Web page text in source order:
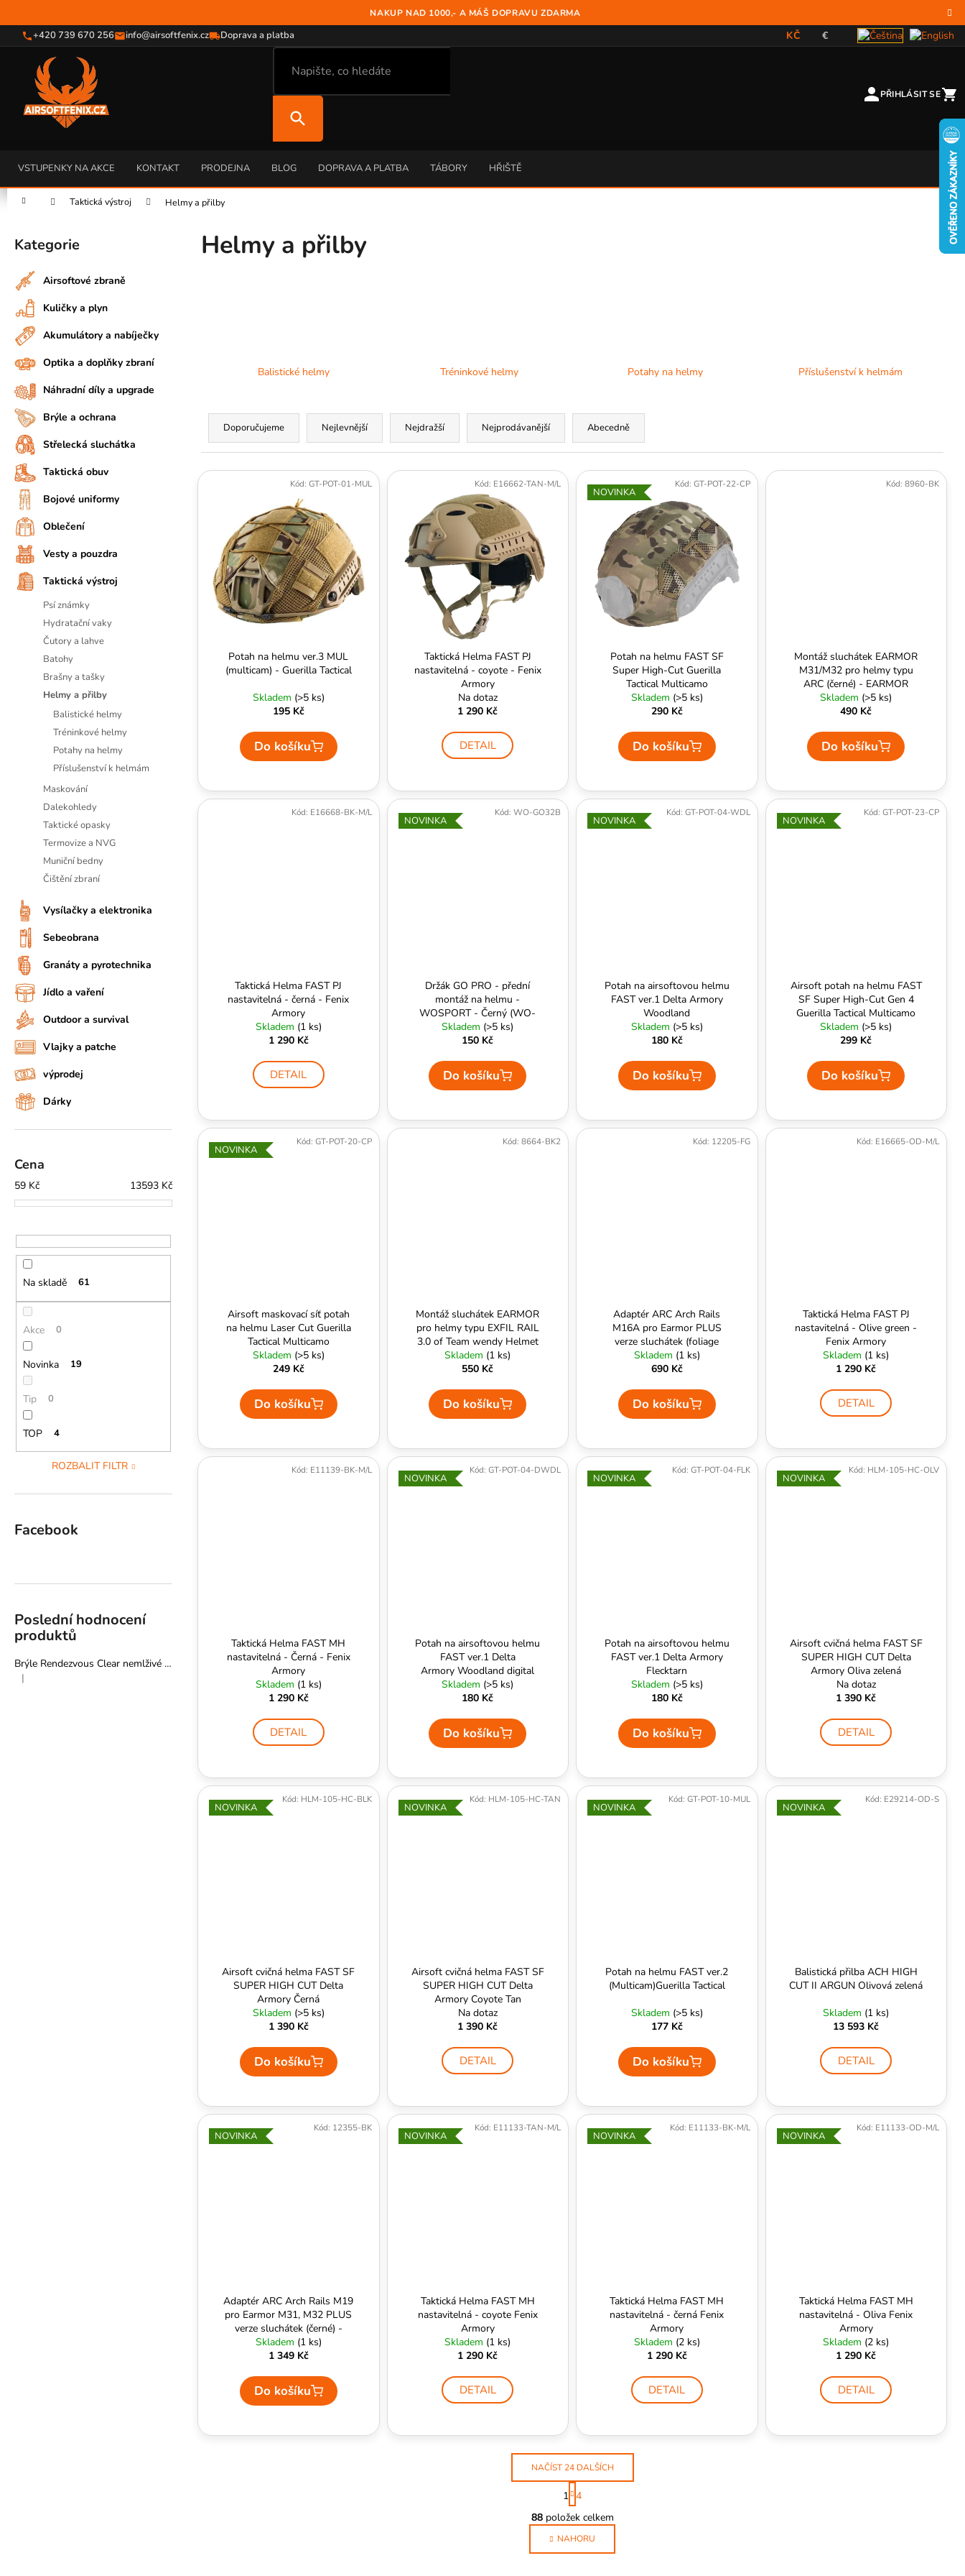
obsah
NAKUP NAD 1000,- A MÁŠ DOPRAVU ZDARMA
+420 739 670 256 info@airsoftfenix.cz Doprava a platba KČ €
PŘIHLÁSIT SE
VSTUPENKY NA AKCE KONTAKT PRODEJNA BLOG DOPRAVA A PLATBA TÁBORY HŘIŠTĚ
Domů Taktická výstroj Helmy a přilby
o
n
n
p
a
e
Přeskočit
kategorie
Kategorie
Airsoftové zbraně
Kuličky a plyn
Akumulátory a nabíječky
Optika a doplňky zbraní
Náhradní díly a upgrade
Brýle a ochrana
Střelecká sluchátka
Taktická obuv
Bojové uniformy
Oblečení
Vesty a pouzdra
Taktická výstroj
Psí známky
Hydratační vaky
Čutory a lahve
Batohy
Brašny a tašky
Helmy a přilby
Balistické helmy
Tréninkové helmy
Potahy na helmy
Příslušenství k helmám
Maskování
Dalekohledy
Taktické opasky
Termovize a NVG
Muniční bedny
Čištění zbraní
Vysílačky a elektronika
Sebeobrana
Granáty a pyrotechnika
Jídlo a vaření
Outdoor a survival
Vlajky a patche
výprodej
Dárky
Cena
59 Kč 13593 Kč
Na skladě 61
Akce 0
Novinka 19
Tip 0
TOP 4
ROZBALIT FILTR
Facebook
Poslední hodnocení
produktů
Brýle Rendezvous Clear nemlživé - Pyramex
Hodnocení produktu je 5 z 5 hvězdiček.
|
Helmy a přilby
Balistické helmy Tréninkové helmy Potahy na helmy Příslušenství k helmám
Ř
z
e
Doporučujeme Nejlevnější Nejdražší Nejprodávanější Abecedně
V
Potah na helmu ver.3 MUL
(multicam) - Guerilla Tactical
Skladem (>5 ks)
195 Kč
Do košíku
Kód: GT-POT-01-MUL
Taktická Helma FAST PJ
nastavitelná - coyote - Fenix
Armory
Na dotaz
1 290 Kč
DETAIL
Kód: E16662-TAN-M/L
NOVINKA
Potah na helmu FAST SF
Super High-Cut Guerilla
Tactical Multicamo
Skladem (>5 ks)
290 Kč
Do košíku
Kód: GT-POT-22-CP
Montáž sluchátek EARMOR
M31/M32 pro helmy typu
ARC (černé) - EARMOR
Skladem (>5 ks)
490 Kč
Do košíku
Kód: 8960-BK
Taktická Helma FAST PJ
nastavitelná - černá - Fenix
Armory
Skladem (1 ks)
1 290 Kč
DETAIL
Kód: E16668-BK-M/L
NOVINKA
Držák GO PRO - přední
montáž na helmu -
WOSPORT - Černý (WO-
GO32B)
Skladem (>5 ks)
150 Kč
Do košíku
Kód: WO-GO32B
NOVINKA
Potah na airsoftovou helmu
FAST ver.1 Delta Armory
Woodland
Skladem (>5 ks)
180 Kč
Do košíku
Kód: GT-POT-04-WDL
NOVINKA
Airsoft potah na helmu FAST
SF Super High-Cut Gen 4
Guerilla Tactical Multicamo
Skladem (>5 ks)
299 Kč
Do košíku
Kód: GT-POT-23-CP
NOVINKA
Airsoft maskovací síť potah
na helmu Laser Cut Guerilla
Tactical Multicamo
Skladem (>5 ks)
249 Kč
Do košíku
Kód: GT-POT-20-CP
Montáž sluchátek EARMOR
pro helmy typu EXFIL RAIL
3.0 of Team wendy Helmet
(černé) - EARMOR
Skladem (1 ks)
550 Kč
Do košíku
Kód: 8664-BK2
Adaptér ARC Arch Rails
M16A pro Earmor PLUS
verze sluchátek (foliage
green) - EARMOR
Skladem (1 ks)
690 Kč
Do košíku
Kód: 12205-FG
Taktická Helma FAST PJ
nastavitelná - Olive green -
Fenix Armory
Skladem (1 ks)
1 290 Kč
DETAIL
Kód: E16665-OD-M/L
Taktická Helma FAST MH
nastavitelná - Černá - Fenix
Armory
Skladem (1 ks)
1 290 Kč
DETAIL
Kód: E11139-BK-M/L
NOVINKA
Potah na airsoftovou helmu
FAST ver.1 Delta
Armory Woodland digital
Skladem (>5 ks)
180 Kč
Do košíku
Kód: GT-POT-04-DWDL
NOVINKA
Potah na airsoftovou helmu
FAST ver.1 Delta Armory
Flecktarn
Skladem (>5 ks)
180 Kč
Do košíku
Kód: GT-POT-04-FLK
NOVINKA
Airsoft cvičná helma FAST SF
SUPER HIGH CUT Delta
Armory Oliva zelená
Na dotaz
1 390 Kč
DETAIL
Kód: HLM-105-HC-OLV
NOVINKA
Airsoft cvičná helma FAST SF
SUPER HIGH CUT Delta
Armory Černá
Skladem (>5 ks)
1 390 Kč
Do košíku
Kód: HLM-105-HC-BLK
NOVINKA
Airsoft cvičná helma FAST SF
SUPER HIGH CUT Delta
Armory Coyote Tan
Na dotaz
1 390 Kč
DETAIL
Kód: HLM-105-HC-TAN
NOVINKA
Potah na helmu FAST ver.2
(Multicam)Guerilla Tactical
Skladem (>5 ks)
177 Kč
Do košíku
Kód: GT-POT-10-MUL
NOVINKA
Balistická přilba ACH HIGH
CUT II ARGUN Olivová zelená
Skladem (1 ks)
13 593 Kč
DETAIL
Kód: E29214-OD-S
NOVINKA
Adaptér ARC Arch Rails M19
pro Earmor M31, M32 PLUS
verze sluchátek (černé) -
EARMOR
Skladem (1 ks)
1 349 Kč
Do košíku
Kód: 12355-BK
NOVINKA
Taktická Helma FAST MH
nastavitelná - coyote Fenix
Armory
Skladem (1 ks)
1 290 Kč
DETAIL
Kód: E11133-TAN-M/L
NOVINKA
Taktická Helma FAST MH
nastavitelná - černá Fenix
Armory
Skladem (2 ks)
1 290 Kč
DETAIL
Kód: E11133-BK-M/L
NOVINKA
Taktická Helma FAST MH
nastavitelná - Oliva Fenix
Armory
Skladem (2 ks)
1 290 Kč
DETAIL
Kód: E11133-OD-M/L
O
v
l
á
NAČÍST 24 DALŠÍCH
S
t
r
á
n
k
1 4
88položek celkem
NAHORU
o
š
Zpět
obchodu
Zpět
obchodu
P
Ř
E
B
J
E
T
E
N
A
J
Í
T
?
D
o
p
o
r
u
č
u
j
e